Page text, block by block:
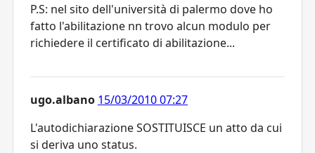
P.S: nel sito dell'università di palermo dove ho
fatto l'abilitazione nn trovo alcun modulo per
richiedere il certificato di abilitazione...
ugo.albano 15/03/2010 07:27
L'autodichiarazione SOSTITUISCE un atto da cui
si deriva uno status.